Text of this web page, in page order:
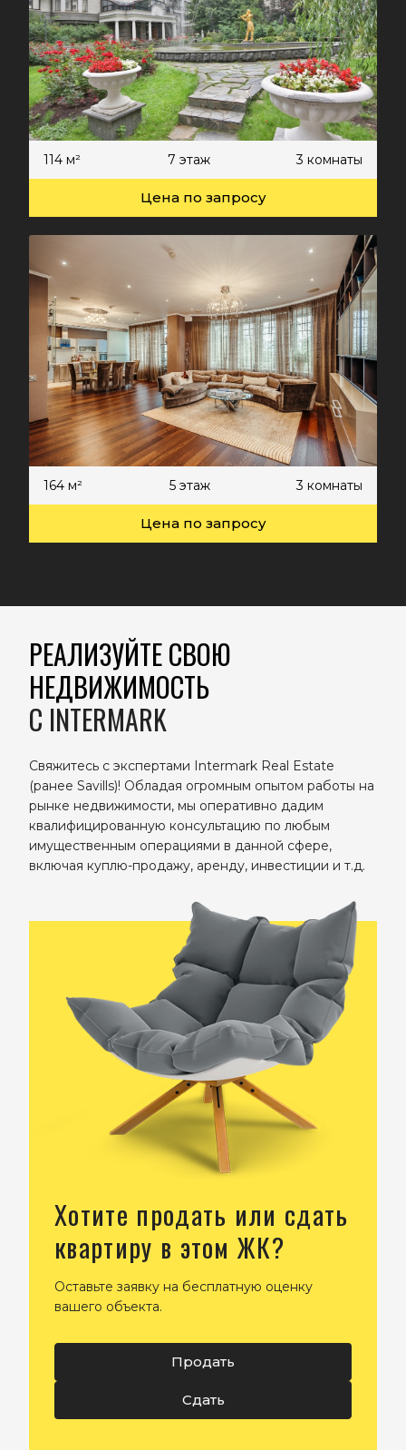
114 м² 7 этаж 3 комнаты
Цена по запросу
164 м² 5 этаж 3 комнаты
Цена по запросу
РЕАЛИЗУЙТЕ СВОЮ
НЕДВИЖИМОСТЬ
C INTERMARK
Свяжитесь с экспертами Intermark Real Estate
(ранее Savills)! Обладая огромным опытом работы на
рынке недвижимости, мы оперативно дадим
квалифицированную консультацию по любым
имущественным операциями в данной сфере,
включая куплю-продажу, аренду, инвестиции и т.д.
Хотите продать или сдать
квартиру в этом ЖК?
Оставьте заявку на бесплатную оценку
вашего объекта.
Продать
Сдать